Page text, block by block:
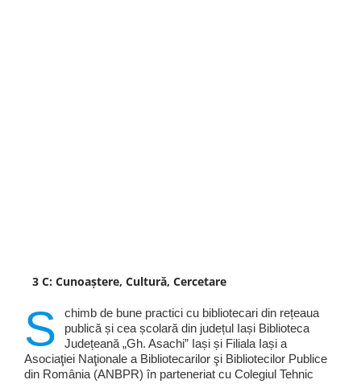
3 C: Cunoaștere, Cultură, Cercetare
S
chimb de bune practici cu bibliotecari din rețeaua
publică și cea școlară din județul Iași Biblioteca
Județeană „Gh. Asachi” Iași și Filiala Iași a
Asociaţiei Naţionale a Bibliotecarilor şi Bibliotecilor Publice
din România (ANBPR) în parteneriat cu Colegiul Tehnic